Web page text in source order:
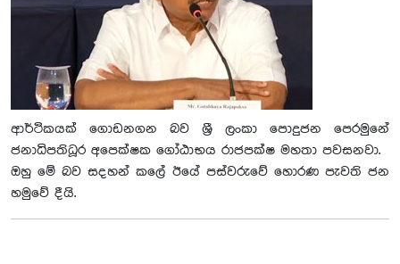
ආර්ථිකයක් ගොඩනගන බව ශ‍්‍රී ලංකා පොදුජන පෙරමුනේ
ජනාධිපතිධූර අපෙක්ෂක ගෝඨාභය රාජපක්ෂ මහතා පවසනවා.
ඔහු මේ බව සදහන් කලේ ඊයේ පස්වරුවේ හොරණ පැවති ජන
හමුවේ දීයි.